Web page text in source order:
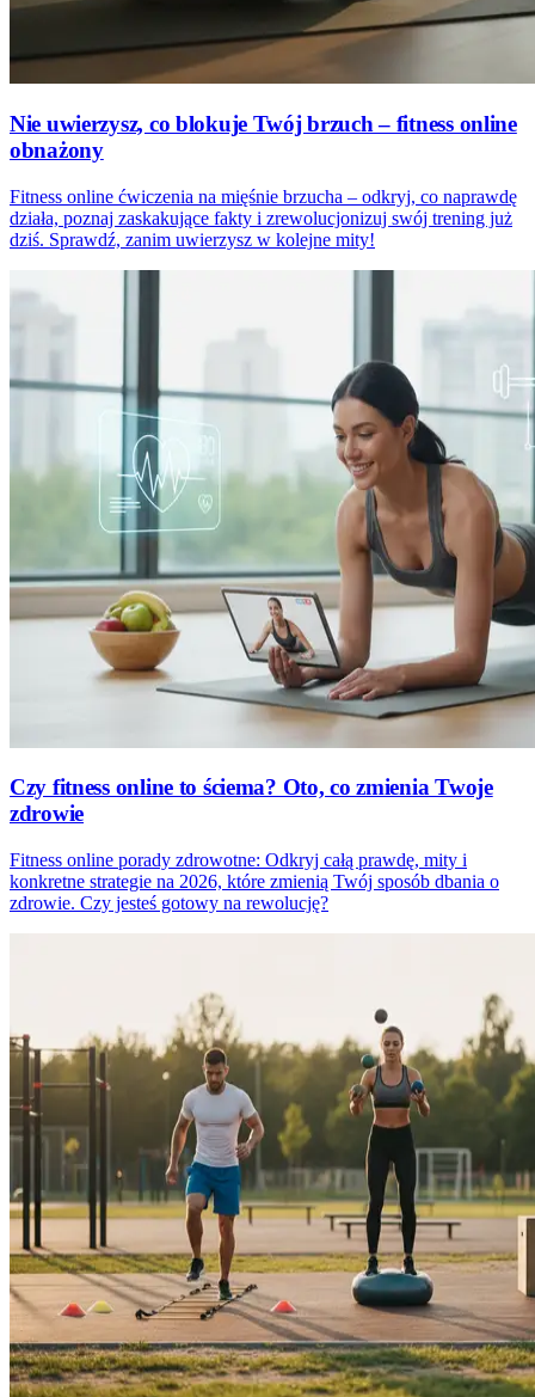
Nie uwierzysz, co blokuje Twój brzuch – fitness online
obnażony
Fitness online ćwiczenia na mięśnie brzucha – odkryj, co naprawdę
działa, poznaj zaskakujące fakty i zrewolucjonizuj swój trening już
dziś. Sprawdź, zanim uwierzysz w kolejne mity!
Czy fitness online to ściema? Oto, co zmienia Twoje
zdrowie
Fitness online porady zdrowotne: Odkryj całą prawdę, mity i
konkretne strategie na 2026, które zmienią Twój sposób dbania o
zdrowie. Czy jesteś gotowy na rewolucję?